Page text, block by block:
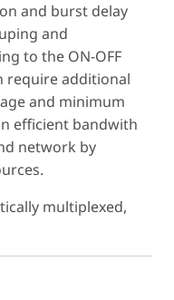
and burst delay
and
to the ON-OFF
require additional
and minimum
efficient bandwith
network by
multiplexed,